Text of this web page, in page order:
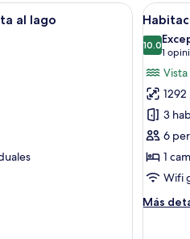
habitación de hotel moderna con una
al lago
Abrir
todas
las
fotos
de
3
vista
al
lago
1
10.010.0 de
1
(1
3
6
1
Wifi
Más
Más